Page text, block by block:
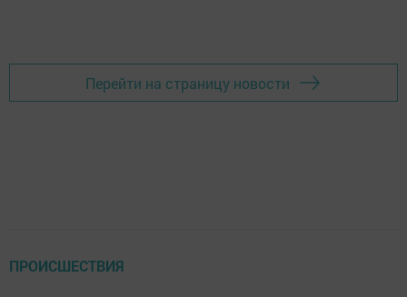
Перейти на страницу новости
ПРОИСШЕСТВИЯ